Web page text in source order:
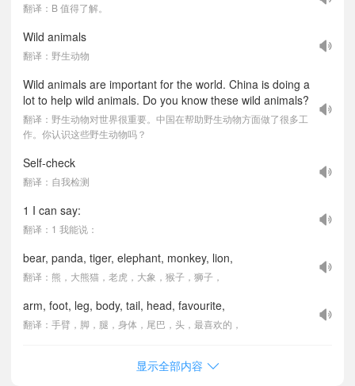
翻译：B 值得了解。
Wild animals
翻译：野生动物
Wild animals are important for the world. China is doing a
lot to help wild animals. Do you know these wild animals?
翻译：野生动物对世界很重要。中国在帮助野生动物方面做了很多工
作。你认识这些野生动物吗？
Self-check
翻译：自我检测
1 I can say:
翻译：1 我能说：
bear, panda, tiger, elephant, monkey, lion,
翻译：熊，大熊猫，老虎，大象，猴子，狮子，
arm, foot, leg, body, tail, head, favourite,
翻译：手臂，脚，腿，身体，尾巴，头，最喜欢的，
显示全部内容